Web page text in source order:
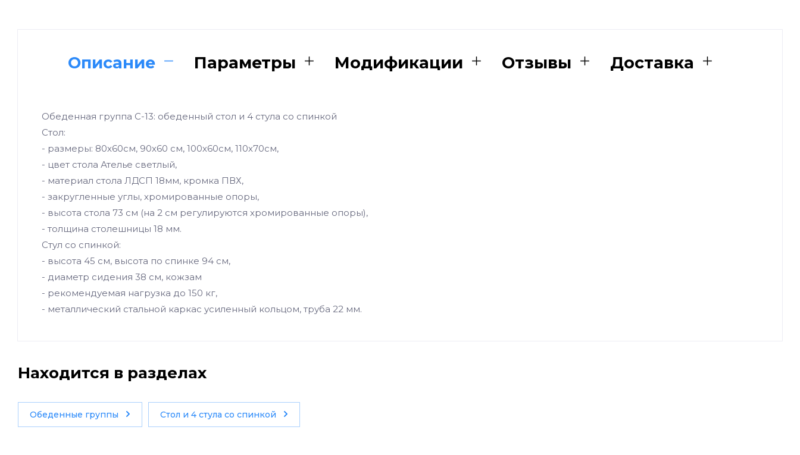
Описание Параметры Модификации Отзывы Доставка
Обеденная группа С-13: обеденный стол и 4 стула со спинкой
Стол:
- размеры: 80х60см, 90х60 см, 100х60см, 110х70см,
- цвет стола Ателье светлый,
- материал стола ЛДСП 18мм, кромка ПВХ,
- закругленные углы, хромированные опоры,
- высота стола 73 см (на 2 см регулируются хромированные опоры),
- толщина столешницы 18 мм.
Стул со спинкой:
- высота 45 см, высота по спинке 94 см,
- диаметр сидения 38 см, кожзам
- рекомендуемая нагрузка до 150 кг,
- металлический стальной каркас усиленный кольцом, труба 22 мм.
Находится в разделах
Обеденные группы Стол и 4 стула со спинкой